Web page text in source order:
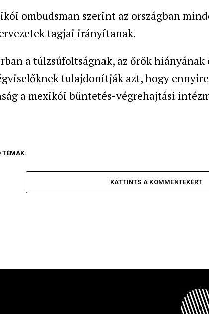
ombudsman szerint az országban
tagjai irányítanak.
a túlzsúfoltságnak, az őrök hiányának
tulajdonítják azt, hogy
a mexikói büntetés-végrehajtási
TÉMÁK:
KATTINTS A KOMMENTEKÉRT